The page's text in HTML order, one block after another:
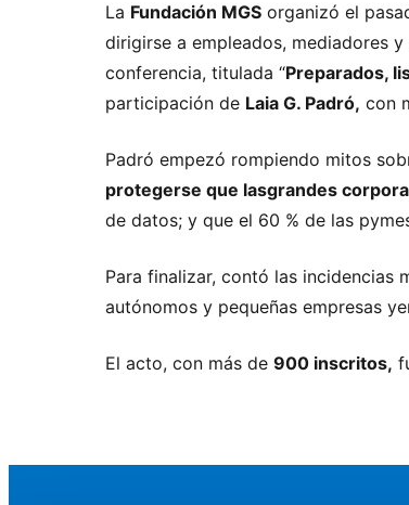
La Fundación MGS organizó el
dirigirse a empleados, mediadores
conferencia, titulada “Preparados,
participación de Laia G. Padró, con
Padró empezó rompiendo mitos
protegerse que lasgrandes
de datos; y que el 60 % de las
Para finalizar, contó las incidencias
autónomos y pequeñas empresas
El acto, con más de 900 inscritos,